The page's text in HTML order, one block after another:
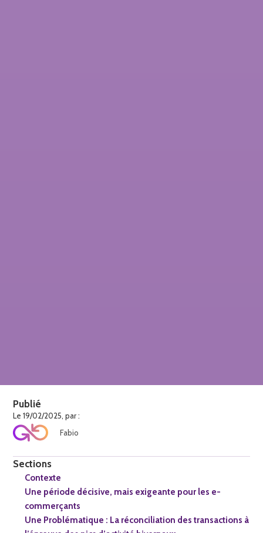
Publié
Le 19/02/2025, par :
Fabio
Sections
Contexte
Une période décisive, mais exigeante pour les e-
commerçants
Une Problématique : La réconciliation des transactions à